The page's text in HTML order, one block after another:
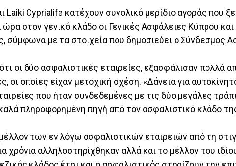
Laiki Cyprialife κατέχουν συνολικό μερίδιο αγοράς που
στον γενικό κλάδο οι Γενικές Ασφάλειες Κύπρου και
σύμφωνα με τα στοιχεία που δημοσιεύει ο Σύνδεσμος
οι δύο ασφαλιστικές εταιρείες, εξασφάλισαν πολλά
οποίες είχαν μετοχική σχέση. «Δάνεια για
που ήταν συνδεδεμένες με τις δύο μεγάλες
πληροφορημένη πηγή από τον ασφαλιστικό κλάδο
των εν λόγω ασφαλιστικών εταιρειών από τη
χρόνια αλληλοστηρίχθηκαν αλλά και το μέλλον του